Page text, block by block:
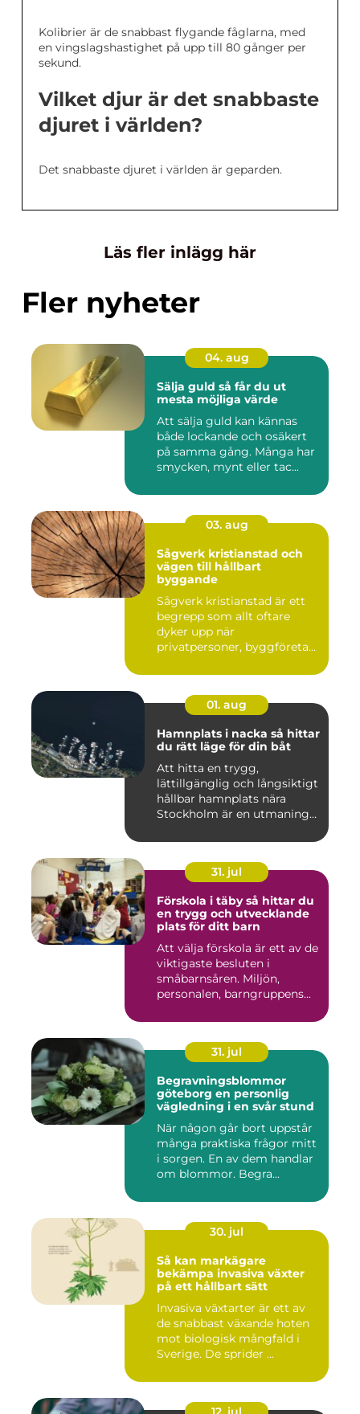
Kolibrier är de snabbast flygande fåglarna, med
en vingslagshastighet på upp till 80 gånger per
sekund.
Vilket djur är det snabbaste
djuret i världen?
Det snabbaste djuret i världen är geparden.
Läs fler inlägg här
Fler nyheter
04. aug
Sälja guld så får du ut
mesta möjliga värde
Att sälja guld kan kännas
både lockande och osäkert
på samma gång. Många har
smycken, mynt eller tac...
03. aug
Sågverk kristianstad och
vägen till hållbart
byggande
Sågverk kristianstad är ett
begrepp som allt oftare
dyker upp när
privatpersoner, byggföretag
01. aug
Hamnplats i nacka så hittar
du rätt läge för din båt
Att hitta en trygg,
lättillgänglig och långsiktigt
hållbar hamnplats nära
Stockholm är en utmaning
31. jul
Förskola i täby så hittar du
en trygg och utvecklande
plats för ditt barn
Att välja förskola är ett av de
viktigaste besluten i
småbarnsåren. Miljön,
personalen, barngruppens...
31. jul
Begravningsblommor
göteborg en personlig
vägledning i en svår stund
När någon går bort uppstår
många praktiska frågor mitt
i sorgen. En av dem handlar
om blommor. Begra...
30. jul
Så kan markägare
bekämpa invasiva växter
på ett hållbart sätt
Invasiva växtarter är ett av
de snabbast växande hoten
mot biologisk mångfald i
Sverige. De sprider ...